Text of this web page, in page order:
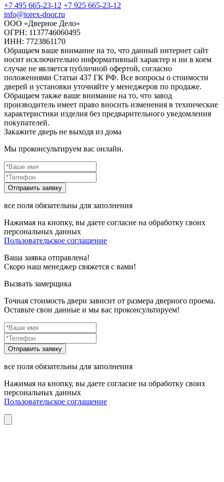
+7 495 665-23-12 +7 925 665-23-12
info@torex-door.ru
ООО «Дверное Дело»
ОГРН: 1137746060495
ИНН: 7723861170
Обращаем ваше внимание на то, что данный интернет сайт
носит исключительно информативный характер и ни в коем
случае не является публичной офертой, согласно
положениями Статьи 437 ГК РФ. Все вопросы о стоимости
дверей и установки уточняйте у менеджеров по продаже.
Обращаем также ваше внимание на то, что завод
производитель имеет право вносить изменения в технические
характеристики изделия без предварительного уведомления
покупателей.
Закажите дверь не выходя из дома
Мы проконсультируем вас онлайн.
все поля обязательны для заполнения
Нажимая на кнопку, вы даете согласие на обработку своих
персональных данных
Пользовательское соглашение
Ваша заявка отправлена!
Скоро наш менеджер свяжется с вами!
Вызвать замерщика
Точная стоимость двери зависит от размера дверного проема.
Оставьте свои данные и мы вас проконсультируем!
все поля обязательны для заполнения
Нажимая на кнопку, вы даете согласие на обработку своих
персональных данных
Пользовательское соглашение